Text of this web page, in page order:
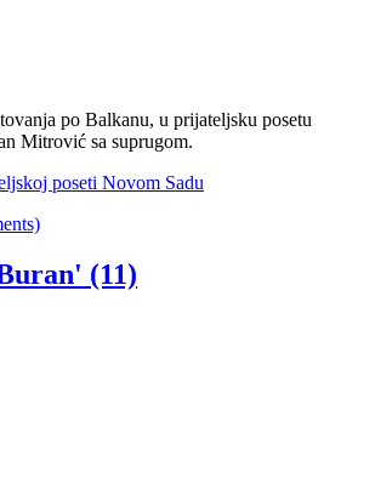
po Balkanu, u prijateljsku posetu
Mitrović sa suprugom.
poseti Novom Sadu
(11)